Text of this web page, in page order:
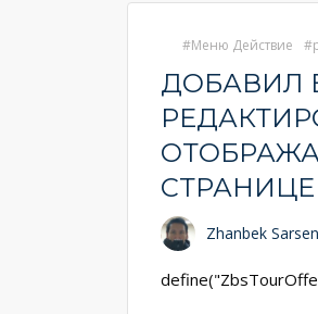
Меню Действие
ДОБАВИЛ
Zhanbek